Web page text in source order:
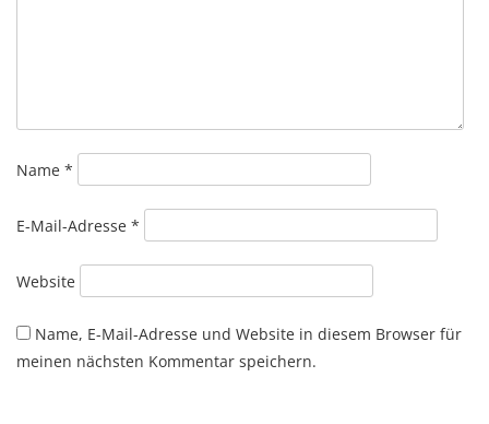
Name *
E-Mail-Adresse *
Website
Name, E-Mail-Adresse und Website in diesem Browser für
meinen nächsten Kommentar speichern.